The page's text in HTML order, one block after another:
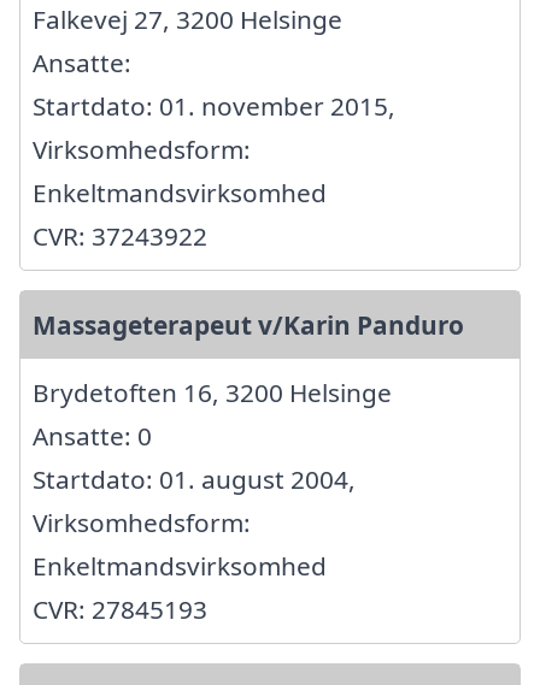
Falkevej 27, 3200 Helsinge
Ansatte:
Startdato: 01. november 2015,
Virksomhedsform:
Enkeltmandsvirksomhed
CVR: 37243922
Massageterapeut v/Karin Panduro
Brydetoften 16, 3200 Helsinge
Ansatte: 0
Startdato: 01. august 2004,
Virksomhedsform:
Enkeltmandsvirksomhed
CVR: 27845193